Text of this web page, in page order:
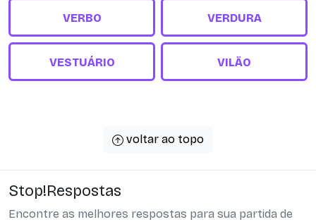
VERBO VERDURA
VESTUÁRIO VILÃO
voltar ao topo
Stop!Respostas
Encontre as melhores respostas para sua partida de